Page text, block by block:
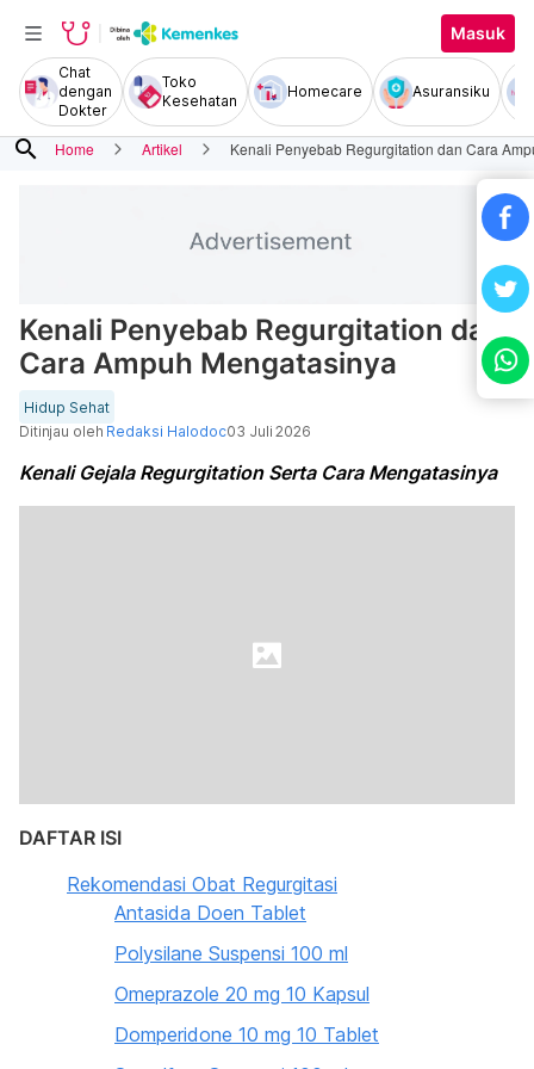
Masuk
Chat
dengan
Dokter
Toko
Kesehatan
Homecare Asuransiku
search Home Artikel Kenali Penyebab Regurgitation dan Cara
Kenali Penyebab Regurgitation dan
Cara Ampuh Mengatasinya
Hidup Sehat
Ditinjau oleh Redaksi Halodoc03 Juli 2026
Kenali Gejala Regurgitation Serta Cara Mengatasinya
DAFTAR ISI
Rekomendasi Obat Regurgitasi
Antasida Doen Tablet
Polysilane Suspensi 100 ml
Omeprazole 20 mg 10 Kapsul
Domperidone 10 mg 10 Tablet